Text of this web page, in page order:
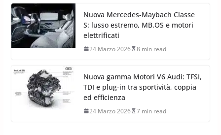
Nuova Mercedes-Maybach Classe
S: lusso estremo, MB.OS e motori
elettrificati
24 Marzo 2026 8 min read
Nuova gamma Motori V6 Audi: TFSI,
TDI e plug-in tra sportività, coppia
ed efficienza
24 Marzo 2026 7 min read